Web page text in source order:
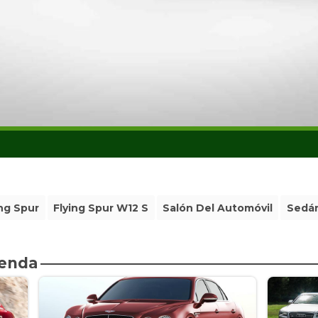
Spur Flying Spur W12 S Salón Del Automóvil